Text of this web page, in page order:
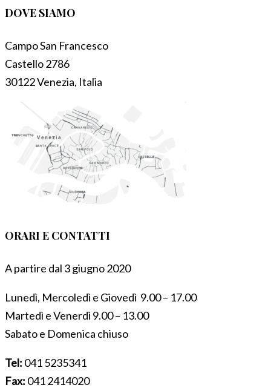
DOVE SIAMO
Campo San Francesco
Castello 2786
30122 Venezia, Italia
ORARI E CONTATTI
A partire dal 3 giugno 2020
Lunedì, Mercoledì e Giovedì 9.00 – 17.00
Martedì e Venerdì 9.00 – 13.00
Sabato e Domenica chiuso
Tel: 041 5235341
Fax: 041 2414020